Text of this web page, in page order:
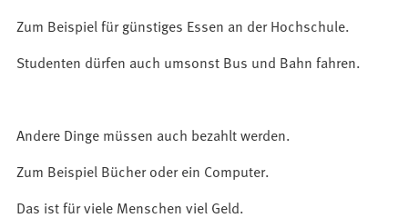
Zum Beispiel für günstiges Essen an der Hochschule.
Studenten dürfen auch umsonst Bus und Bahn fahren.
Andere Dinge müssen auch bezahlt werden.
Zum Beispiel Bücher oder ein Computer.
Das ist für viele Menschen viel Geld.